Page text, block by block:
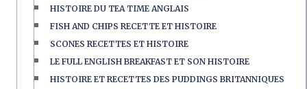
HISTOIRE DU TEA TIME ANGLAIS
FISH AND CHIPS RECETTE ET HISTOIRE
SCONES RECETTES ET HISTOIRE
LE FULL ENGLISH BREAKFAST ET SON HISTOIRE
HISTOIRE ET RECETTES DES PUDDINGS BRITANNIQUES